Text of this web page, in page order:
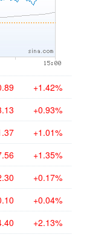
+1.42%
+0.93%
+1.01%
+1.35%
+0.17%
+0.04%
+2.13%